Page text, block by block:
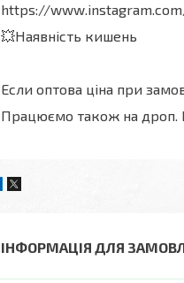
https://
💥Наявність кишень
Если оптова ціна при
Працюємо також на дроп.
ІНФОРМАЦІЯ ДЛЯ